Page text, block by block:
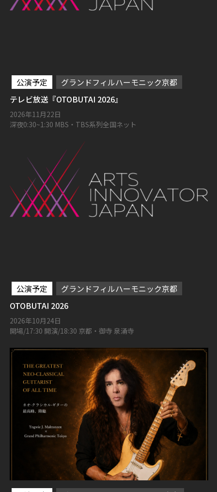
公演予定
グランドフィルハーモニック京都
テレビ放送『OTOBUTAI 2026』
2026年11月22日
深夜0:30~1:30 MBS・TBS系列全国ネット
公演予定
グランドフィルハーモニック京都
OTOBUTAI 2026
2026年10月24日
開場/17:30 開演/18:30 京都・御寺 泉涌寺